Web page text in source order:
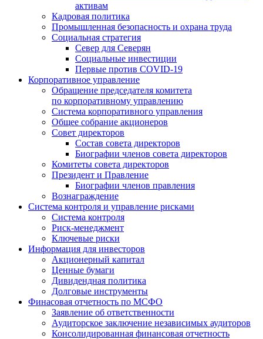
активам
Кадровая политика
Промышленная безопасность и охрана труда
Социальная стратегия
Север для Северян
Социальные инвестиции
Первые против COVID‑19
Корпоративное управление
Обращение председателя комитета
по корпоративному управлению
Система корпоративного управления
Общее собрание акционеров
Совет директоров
Состав совета директоров
Биографии членов совета директоров
Комитеты совета директоров
Президент и Правление
Биографии членов правления
Вознаграждение
Система контроля и управление рисками
Система контроля
Риск-менеджмент
Ключевые риски
Информация для инвесторов
Акционерный капитал
Ценные бумаги
Дивидендная политика
Долговые инструменты
Финасовая отчетность по МСФО
Заявление об ответственности
Аудиторское заключение независимых аудиторов
Консолидированная финансовая отчетность